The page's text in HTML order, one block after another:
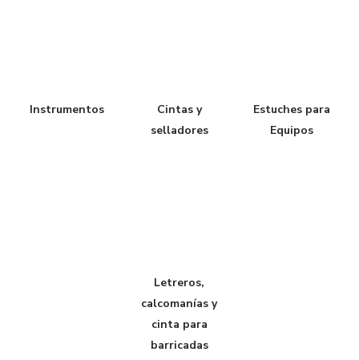
Instrumentos
Cintas y
selladores
Estuches para
Equipos
Letreros,
calcomanías y
cinta para
barricadas